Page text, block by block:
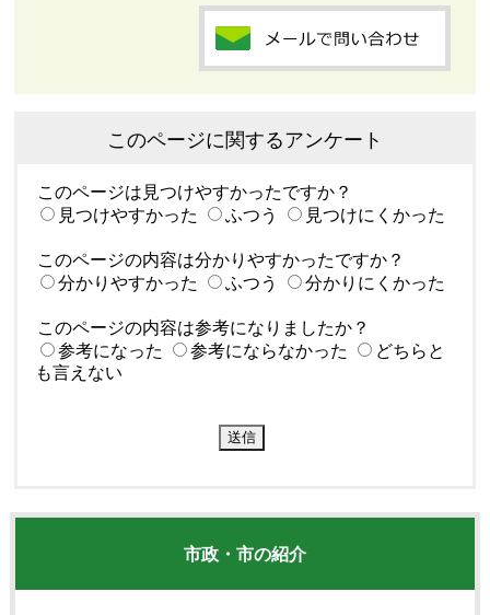
このページに関するアンケート
このページは見つけやすかったですか？
見つけやすかった
ふつう 見つけにくかった
このページの内容は分かりやすかったですか？
分かりやすかった
ふつう 分かりにくかった
このページの内容は参考になりましたか？
参考になった
参考にならなかった
どちらと
も言えない
市政・市の紹介